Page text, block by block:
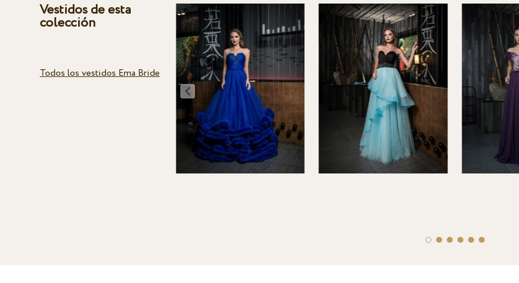
Vestidos de esta
colección
Todos los vestidos Ema Bride